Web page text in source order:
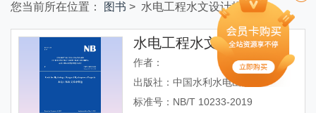
您当前所在位置： 图书 > 水电工程水文设计规范
水电工程水文设计规范
作者：
出版社：中国水利水电出版社
标准号：NB/T 10233-2019